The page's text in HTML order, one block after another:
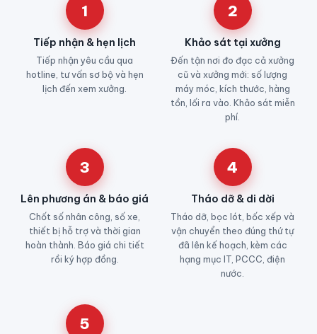
1
Tiếp nhận & hẹn lịch
Tiếp nhận yêu cầu qua
hotline, tư vấn sơ bộ và hẹn
lịch đến xem xưởng.
2
Khảo sát tại xưởng
Đến tận nơi đo đạc cả xưởng
cũ và xưởng mới: số lượng
máy móc, kích thước, hàng
tồn, lối ra vào. Khảo sát miễn
phí.
3
Lên phương án & báo giá
Chốt số nhân công, số xe,
thiết bị hỗ trợ và thời gian
hoàn thành. Báo giá chi tiết
rồi ký hợp đồng.
4
Tháo dỡ & di dời
Tháo dỡ, bọc lót, bốc xếp và
vận chuyển theo đúng thứ tự
đã lên kế hoạch, kèm các
hạng mục IT, PCCC, điện
nước.
5